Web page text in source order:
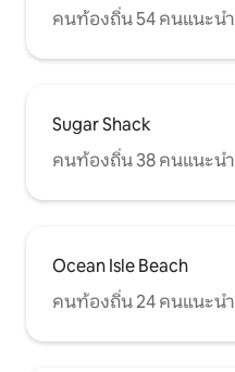
คนท้องถิ่น 54 คนแนะนำ
Sugar Shack
คนท้องถิ่น 38 คนแนะนำ
Ocean Isle Beach
คนท้องถิ่น 24 คนแนะนำ